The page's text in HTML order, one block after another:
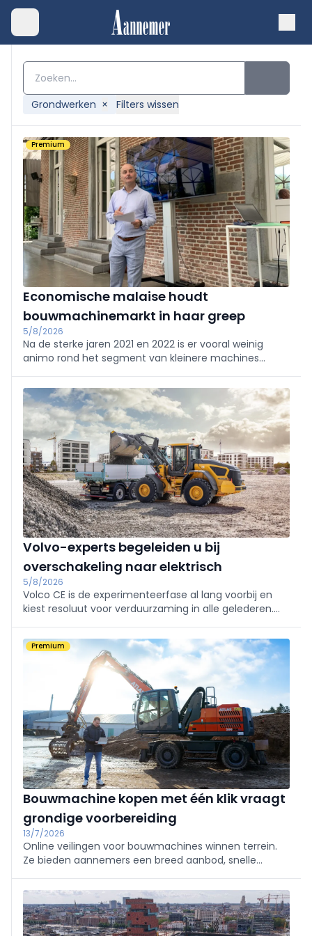
Grondwerken × Filters wissen
Premium
Economische malaise houdt
bouwmachinemarkt in haar greep
5/8/2026
Na de sterke jaren 2021 en 2022 is er vooral weinig
animo rond het segment van kleinere machines
ogen stabieler, maar ook daar geen vreugdetaferelen.
Volvo-experts begeleiden u bij
overschakeling naar elektrisch
5/8/2026
Volco CE is de experimenteerfase al lang voorbij en
kiest resoluut voor verduurzaming in alle gelederen.
elektrische wiellader L90 Electric, de knikdumpers A30
en A40 Electric en de EWR150 Electric
bandengraafmachine
Premium
Bouwmachine kopen met één klik vraagt
grondige voorbereiding
13/7/2026
Online veilingen voor bouwmachines winnen terrein.
Ze bieden aannemers een breed aanbod, snelle
stand komt.